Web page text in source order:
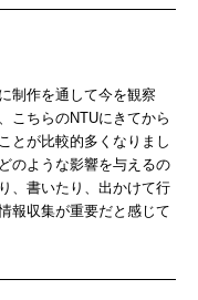
制作を通して今を観察
こちらのNTUにきてから
とが比較的多くなりまし
のような影響を与えるの
、書いたり、出かけて行
報収集が重要だと感じて